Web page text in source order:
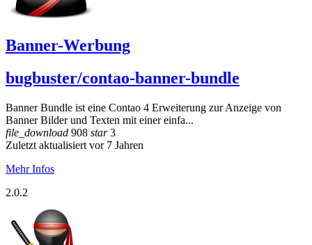
Banner-Werbung
bugbuster/contao-banner-bundle
Banner Bundle ist eine Contao 4 Erweiterung zur Anzeige von
Banner Bilder und Texten mit einer einfa...
file_download 908 star3
Zuletzt aktualisiert vor 7 Jahren
Mehr Infos
2.0.2